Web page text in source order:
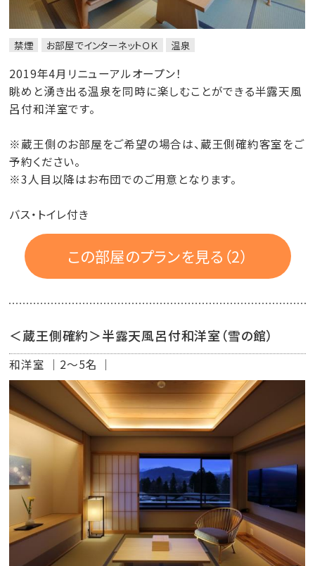
禁煙 お部屋でインターネットＯＫ 温泉
2019年4月リニューアルオープン！
眺めと湧き出る温泉を同時に楽しむことができる半露天風
呂付和洋室です。
※蔵王側のお部屋をご希望の場合は、蔵王側確約客室をご
予約ください。
※3人目以降はお布団でのご用意となります。
バス・トイレ付き
この部屋のプランを見る（2）
＜蔵王側確約＞半露天風呂付和洋室（雪の館）
和洋室 2～5名